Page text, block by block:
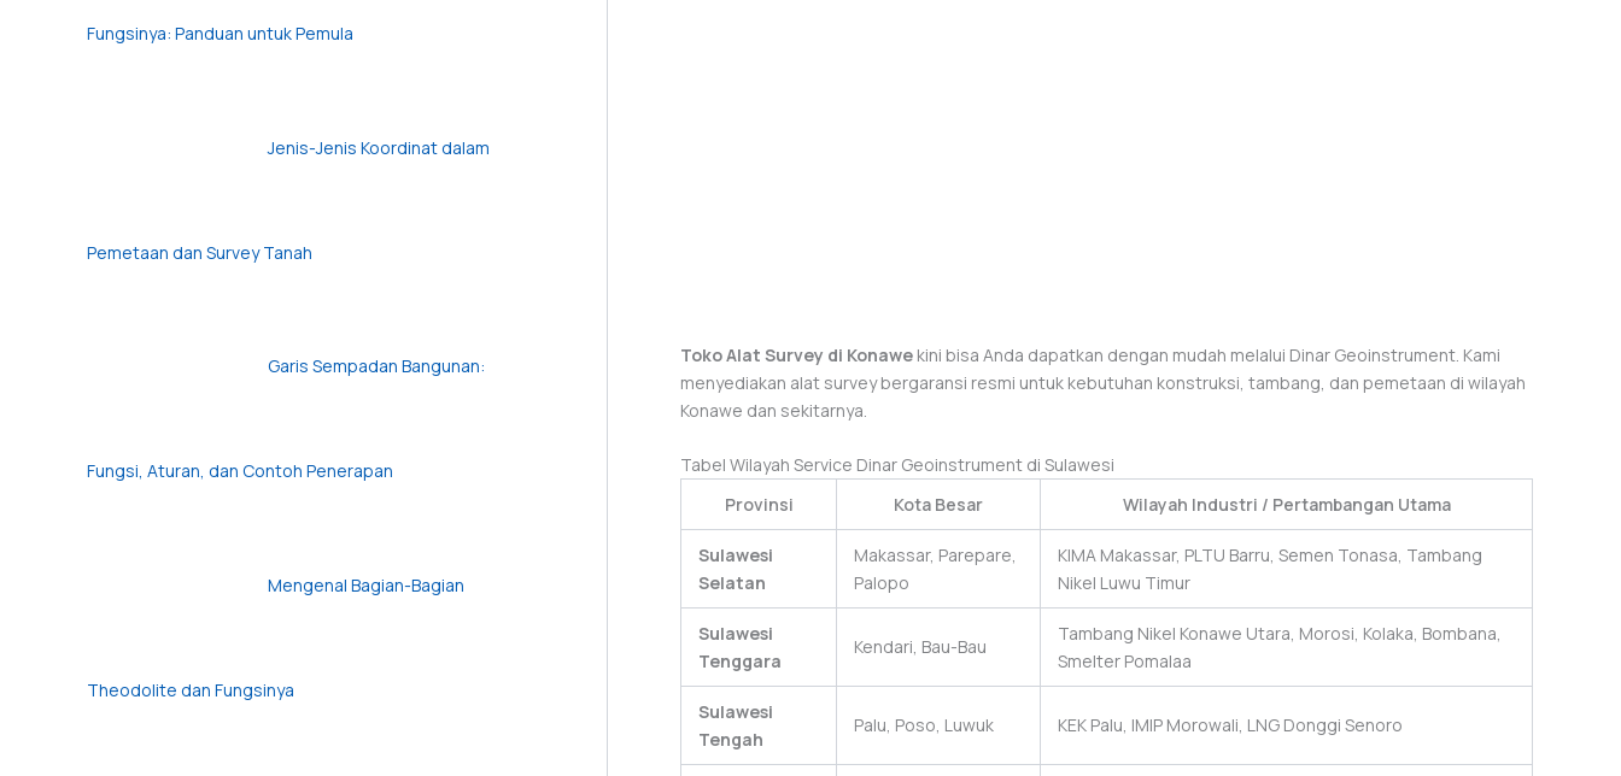
Fungsinya: Panduan untuk Pemula
Jenis-Jenis Koordinat dalam
Pemetaan dan Survey Tanah
Garis Sempadan Bangunan:
Fungsi, Aturan, dan Contoh Penerapan
Mengenal Bagian-Bagian
Theodolite dan Fungsinya
Toko Alat Survey di Konawe kini bisa Anda dapatkan dengan mudah melalui Dinar Geoinstrument. Kami
menyediakan alat survey bergaransi resmi untuk kebutuhan konstruksi, tambang, dan pemetaan di wilayah
Konawe dan sekitarnya.
Tabel Wilayah Service Dinar Geoinstrument di Sulawesi
Provinsi
Kota Besar Wilayah Industri / Pertambangan Utama
Sulawesi
Selatan
Makassar, Parepare,
Palopo
KIMA Makassar, PLTU Barru, Semen Tonasa, Tambang
Nikel Luwu Timur
Sulawesi
Tenggara
Kendari, Bau-Bau
Tambang Nikel Konawe Utara, Morosi, Kolaka, Bombana,
Smelter Pomalaa
Sulawesi
Tengah
Palu, Poso, Luwuk KEK Palu, IMIP Morowali, LNG Donggi Senoro